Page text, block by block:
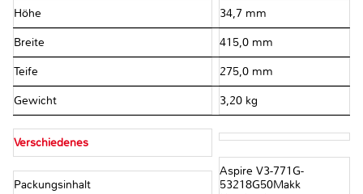
Höhe 34,7 mm
Breite 415,0 mm
Teife 275,0 mm
Gewicht 3,20 kg
Verschiedenes
Packungsinhalt
Aspire V3-771G-
53218G50Makk